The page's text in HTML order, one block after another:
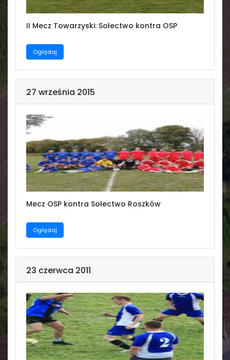
II Mecz Towarzyski: Sołectwo kontra OSP
Oglądaj
27 września 2015
Mecz OSP kontra Sołectwo Roszków
Oglądaj
23 czerwca 2011